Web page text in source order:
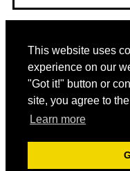
This website uses
experience on our
"Got it!" button or
site, you agree to
Learn more
Disclaimer: As informações
para sua
consequentes danos
Copyright